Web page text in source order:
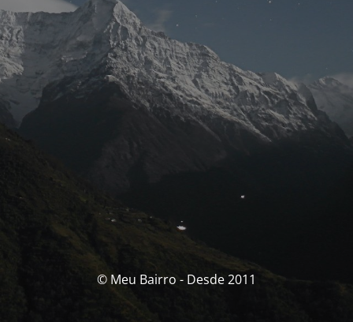
© Meu Bairro - Desde 2011